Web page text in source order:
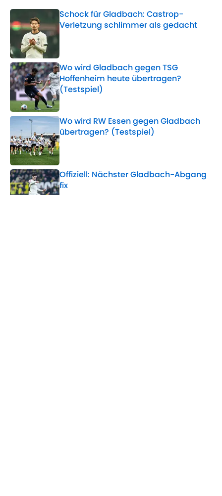
Schock für Gladbach: Castrop-
Verletzung schlimmer als gedacht
Published by on Invalid Date
Wo wird Gladbach gegen TSG
Hoffenheim heute übertragen?
(Testspiel)
Published by on Invalid Date
Wo wird RW Essen gegen Gladbach
übertragen? (Testspiel)
Published by on Invalid Date
Offiziell: Nächster Gladbach-Abgang
fix
Published by on Invalid Date